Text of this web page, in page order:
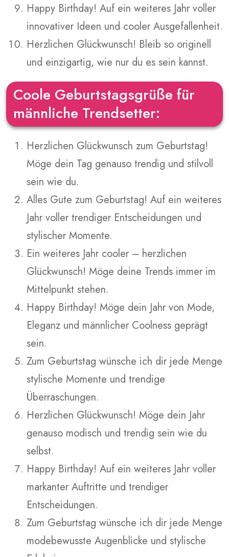
Happy Birthday! Auf ein weiteres Jahr voller
innovativer Ideen und cooler Ausgefallenheit.
Herzlichen Glückwunsch! Bleib so originell
und einzigartig, wie nur du es sein kannst.
Coole Geburtstagsgrüße für
männliche Trendsetter:
Herzlichen Glückwunsch zum Geburtstag!
Möge dein Tag genauso trendig und stilvoll
sein wie du.
Alles Gute zum Geburtstag! Auf ein weiteres
Jahr voller trendiger Entscheidungen und
stylischer Momente.
Ein weiteres Jahr cooler – herzlichen
Glückwunsch! Möge deine Trends immer im
Mittelpunkt stehen.
Happy Birthday! Möge dein Jahr von Mode,
Eleganz und männlicher Coolness geprägt
sein.
Zum Geburtstag wünsche ich dir jede Menge
stylische Momente und trendige
Überraschungen.
Herzlichen Glückwunsch! Möge dein Jahr
genauso modisch und trendig sein wie du
selbst.
Happy Birthday! Auf ein weiteres Jahr voller
markanter Auftritte und trendiger
Entscheidungen.
Zum Geburtstag wünsche ich dir jede Menge
modebewusste Augenblicke und stylische